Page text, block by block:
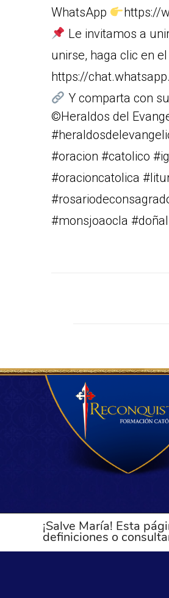
WhatsApp
https://
Le invitamos a
unirse, haga clic en
https://
Y comparta con
©Heraldos del
#oracion #catolico
#oracioncatolica
#monsjoaocla
¡Salve María! Esta
definiciones o